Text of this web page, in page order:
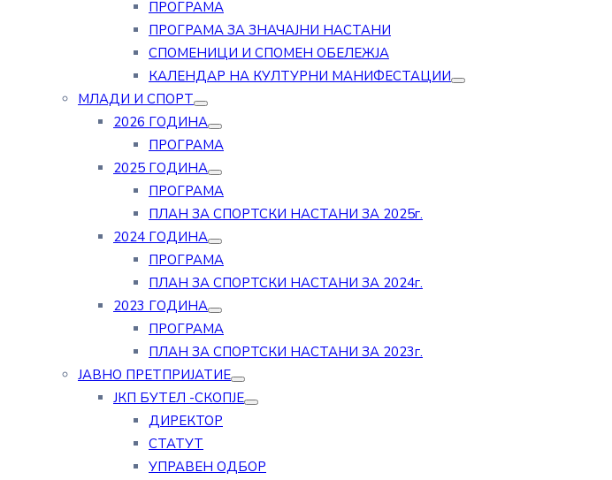
ПРОГРАМА
ПРОГРАМА ЗА ЗНАЧАЈНИ НАСТАНИ
СПОМЕНИЦИ И СПОМЕН ОБЕЛЕЖЈА
КАЛЕНДАР НА КУЛТУРНИ МАНИФЕСТАЦИИ
МЛАДИ И СПОРТ
2026 ГОДИНА
ПРОГРАМА
2025 ГОДИНА
ПРОГРАМА
ПЛАН ЗА СПОРТСКИ НАСТАНИ ЗА 2025г.
2024 ГОДИНА
ПРОГРАМА
ПЛАН ЗА СПОРТСКИ НАСТАНИ ЗА 2024г.
2023 ГОДИНА
ПРОГРАМА
ПЛАН ЗА СПОРТСКИ НАСТАНИ ЗА 2023г.
ЈАВНО ПРЕТПРИЈАТИЕ
ЈКП БУТЕЛ -СКОПЈЕ
ДИРЕКТОР
СТАТУТ
УПРАВЕН ОДБОР